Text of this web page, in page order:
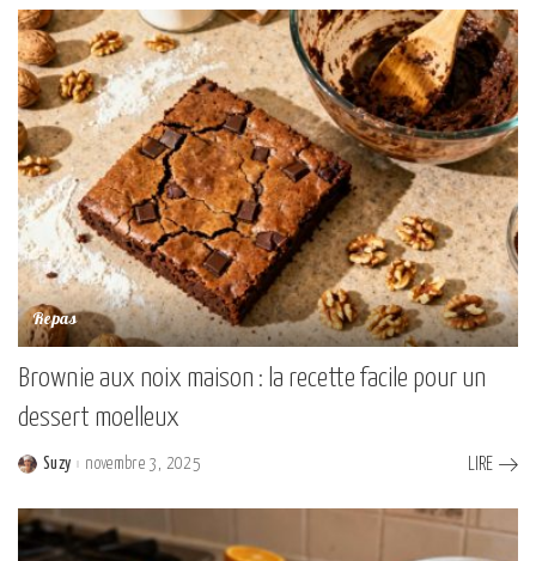
Repas
Brownie aux noix maison : la recette facile pour un
dessert moelleux
Posted
Suzy novembre 3, 2025 LIRE